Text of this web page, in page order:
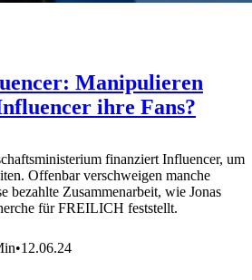
Manipulieren
ihre Fans?
finanziert Influencer, um
Offenbar verschweigen manche
bezahlte Zusammenarbeit, wie Jonas
für FREILICH feststellt.
•12.06.24